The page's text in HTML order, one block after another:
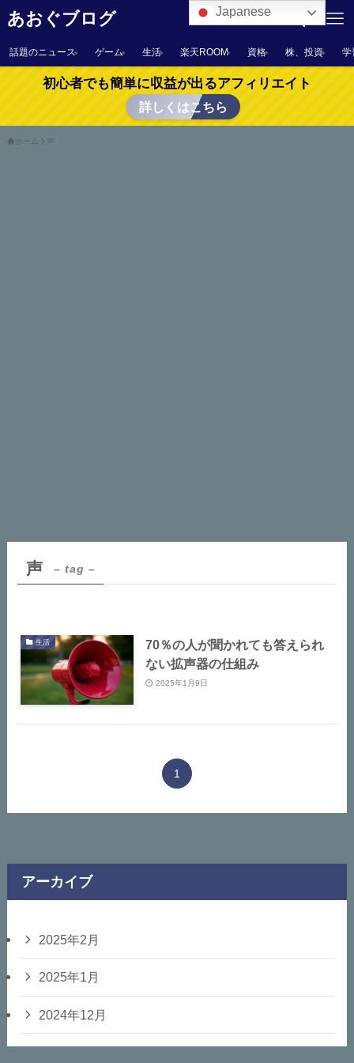
あおぐブログ
話題のニュース ゲーム 生活 楽天ROOM 資格 株、投資 学
初心者でも簡単に収益が出るアフィリエイト
詳しくはこちら
ホーム 声
声 – tag –
生活
70％の人が聞かれても答えられ
ない拡声器の仕組み
2025年1月9日
1
アーカイブ
2025年2月
2025年1月
2024年12月
Japanese